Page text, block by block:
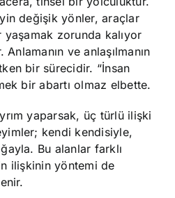
değişik yönler, araçlar
zorunda kalıyor
Anlamanın ve anlaşılmanın
bir sürecidir. “İnsan
bir abartı olmaz elbette.
yaparsak, üç türlü ilişki
kendi kendisiyle,
Bu alanlar farklı
ilişkinin yöntemi de